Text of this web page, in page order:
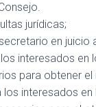
jurídicas;
en juicio
interesados en
para obtener
los interesados